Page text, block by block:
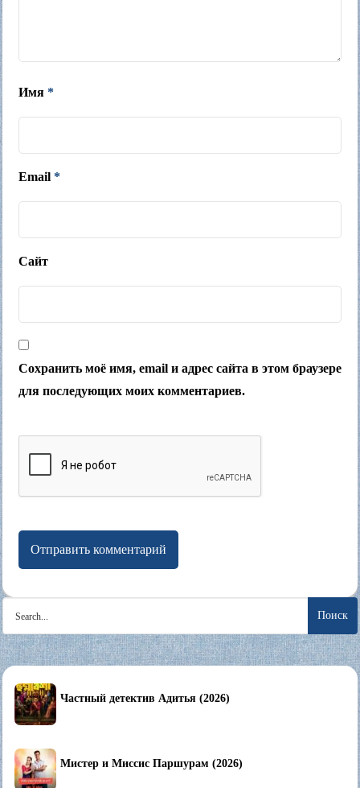
Имя *
Email *
Сайт
Сохранить моё имя, email и адрес сайта в этом браузере
для последующих моих комментариев.
Search
for:
Частный детектив Адитья (2026)
Мистер и Миссис Паршурам (2026)